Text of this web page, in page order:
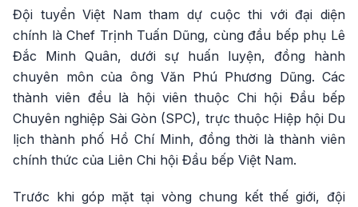
Đội tuyển Việt Nam tham dự cuộc thi với đại diện
chính là Chef Trịnh Tuấn Dũng, cùng đầu bếp phụ Lê
Đắc Minh Quân, dưới sự huấn luyện, đồng hành
chuyên môn của ông Văn Phú Phương Dũng. Các
thành viên đều là hội viên thuộc Chi hội Đầu bếp
Chuyên nghiệp Sài Gòn (SPC), trực thuộc Hiệp hội Du
lịch thành phố Hồ Chí Minh, đồng thời là thành viên
chính thức của Liên Chi hội Đầu bếp Việt Nam.
Trước khi góp mặt tại vòng chung kết thế giới, đội